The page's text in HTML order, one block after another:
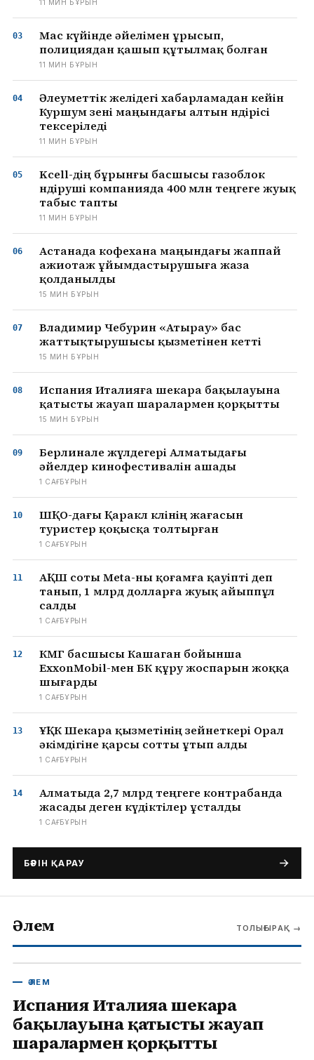
11 МИН БҰРЫН
Мас күйінде әйелімен ұрысып,
полициядан қашып құтылмақ болған
11 МИН БҰРЫН
Әлеуметтік желідегі хабарламадан кейін
Куршум өзені маңындағы алтын өндірісі
тексеріледі
11 МИН БҰРЫН
Kcell-дің бұрынғы басшысы газоблок
өндіруші компанияда 400 млн теңгеге жуық
табыс тапты
11 МИН БҰРЫН
Астанада кофехана маңындағы жаппай
ажиотаж ұйымдастырушыға жаза
қолданылды
15 МИН БҰРЫН
Владимир Чебурин «Атырау» бас
жаттықтырушысы қызметінен кетті
15 МИН БҰРЫН
Испания Италияға шекара бақылауына
қатысты жауап шаралармен қорқытты
15 МИН БҰРЫН
Берлинале жүлдегері Алматыдағы
әйелдер кинофестивалін ашады
1 САҒ БҰРЫН
ШҚО-дағы Қаракөл көлінің жағасын
туристер қоқысқа толтырған
1 САҒ БҰРЫН
АҚШ соты Meta-ны қоғамға қауіпті деп
танып, 1 млрд долларға жуық айыппұл
салды
1 САҒ БҰРЫН
КМГ басшысы Кашаган бойынша
ExxonMobil-мен БК құру жоспарын жоққа
шығарды
1 САҒ БҰРЫН
ҰҚК Шекара қызметінің зейнеткері Орал
әкімдігіне қарсы сотты ұтып алды
1 САҒ БҰРЫН
Алматыда 2,7 млрд теңгеге контрабанда
жасады деген күдіктілер ұсталды
1 САҒ БҰРЫН
БӘРІН ҚАРАУ
Әлем ТОЛЫҒЫРАҚ →
ӘЛЕМ
Испания Италияға шекара
бақылауына қатысты жауап
шаралармен қорқытты